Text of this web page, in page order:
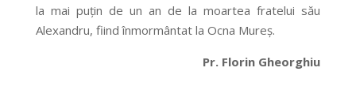
la mai puţin de un an de la moartea fratelui său
Alexandru, fiind înmormântat la Ocna Mureş.
Pr. Florin Gheorghiu